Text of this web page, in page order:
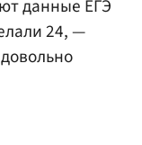
данные ЕГЭ
24, —